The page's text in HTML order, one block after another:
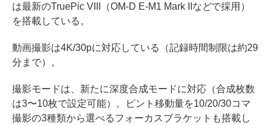
は最新のTruePic VIII（OM-D E-M1 Mark IIなどで採用）
を搭載している。
動画撮影は4K/30pに対応している（記録時間制限は約29
分まで）。
撮影モードは、新たに深度合成モードに対応（合成枚数
は3〜10枚で設定可能）。ピント移動量を10/20/30コマ
撮影の3種類から選べるフォーカスブラケットも搭載し